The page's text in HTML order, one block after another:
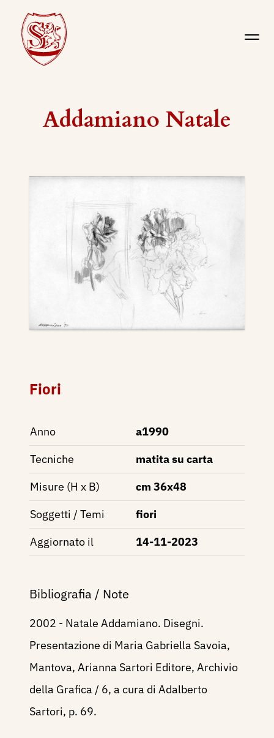
Addamiano Natale
Fiori
Anno
a1990
Tecniche
matita su carta
Misure (H x B)
cm 36x48
Soggetti / Temi
fiori
Aggiornato il
14-11-2023
Bibliografia / Note
2002 - Natale Addamiano. Disegni.
Presentazione di Maria Gabriella Savoia,
Mantova, Arianna Sartori Editore, Archivio
della Grafica / 6, a cura di Adalberto
Sartori, p. 69.